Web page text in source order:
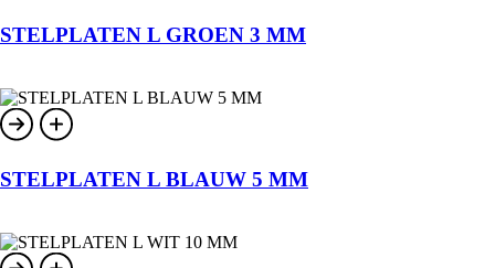
STELPLATEN L GROEN 3 MM
STELPLATEN L BLAUW 5 MM